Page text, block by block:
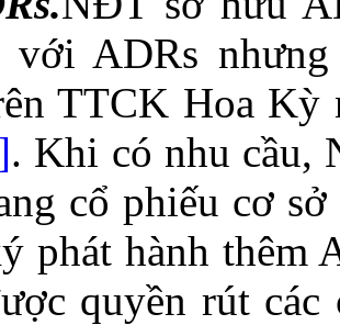
ADRs
TTCK Hoa Kỳ
. Khi có nhu cầu,
cổ phiếu cơ
phát hành thêm
quyền rút